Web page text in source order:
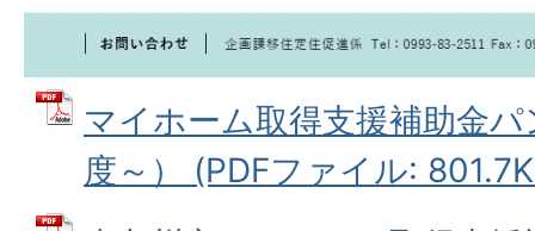
マイホーム取得支援補助金
度～） (PDFファイル: